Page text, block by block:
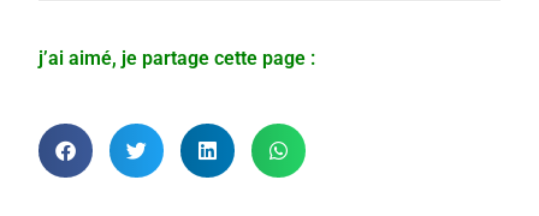
j’ai aimé, je partage cette page :